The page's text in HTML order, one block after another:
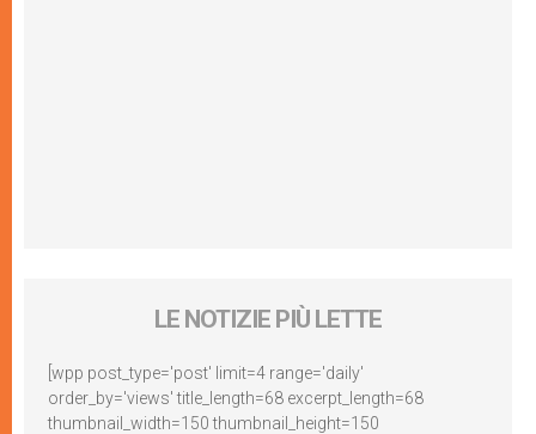
LE NOTIZIE PIÙ LETTE
[wpp post_type='post' limit=4 range='daily'
order_by='views' title_length=68 excerpt_length=68
thumbnail_width=150 thumbnail_height=150